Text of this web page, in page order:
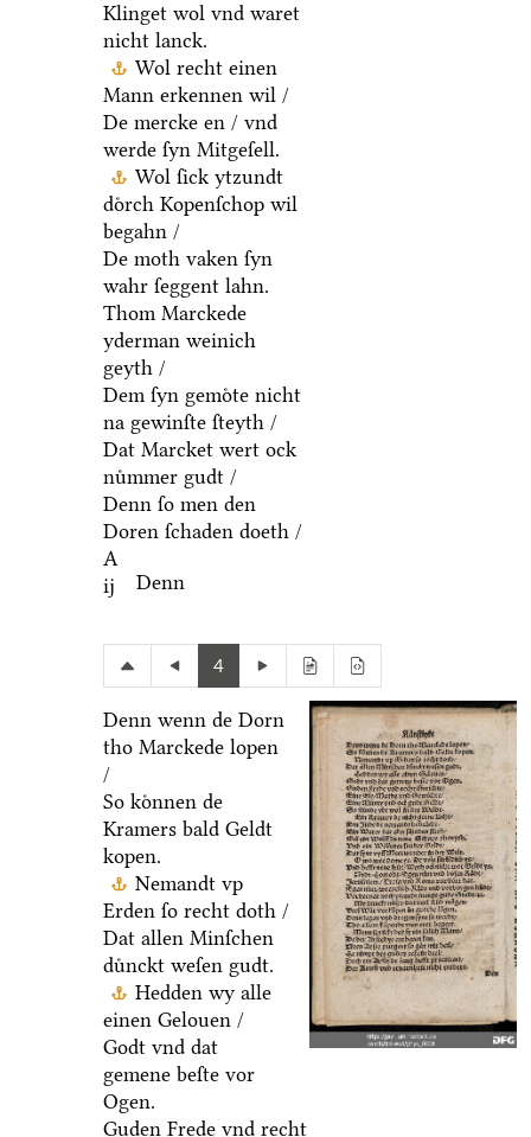
Klinget wol vnd waret
nicht lanck.
Wol recht einen
Mann erkennen wil /
De mercke en / vnd
werde ſyn Mitgeſell.
Wol ſick ytzundt
doͤrch Kopenſchop wil
begahn /
De moth vaken ſyn
wahr ſeggent lahn.
Thom Marckede
yderman weinich
geyth /
Dem ſyn gemoͤte nicht
na gewinſte ſteyth /
Dat Marcket wert ock
nuͤmmer gudt /
Denn ſo men den
Doren ſchaden doeth /
A
ij
Denn
4
Denn wenn de Dorn
tho Marckede lopen
/
So koͤnnen de
Kramers bald Geldt
kopen.
Nemandt vp
Erden ſo recht doth /
Dat allen Minſchen
duͤnckt weſen gudt.
Hedden wy alle
einen Gelouen /
Godt vnd dat
gemene beſte vor
Ogen.
Guden Frede vnd recht